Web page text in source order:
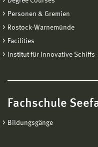
Personen & Gremien
Rostock-Warnemünde
Facilities
Institut für Innovative
Fachschule
Bildungsgänge